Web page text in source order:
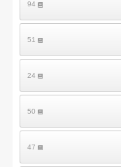
94
51
24
50
47